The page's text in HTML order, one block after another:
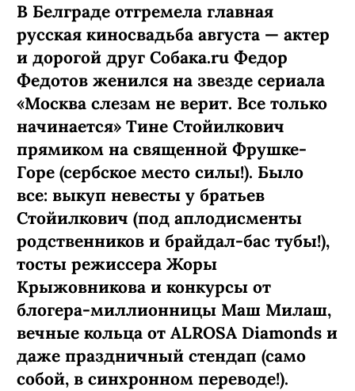
В Белграде отгремела главная
русская киносвадьба августа — актер
и дорогой друг Собака.ru Федор
Федотов женился на звезде сериала
«Москва слезам не верит. Все только
начинается» Тине Стойилкович
прямиком на священной Фрушке-
Горе (сербское место силы!). Было
все: выкуп невесты у братьев
Стойилкович (под аплодисменты
родственников и брайдал-бас тубы!),
тосты режиссера Жоры
Крыжовникова и конкурсы от
блогера-миллионницы Маш Милаш,
вечные кольца от ALROSA Diamonds и
даже праздничный стендап (само
собой, в синхронном переводе!).